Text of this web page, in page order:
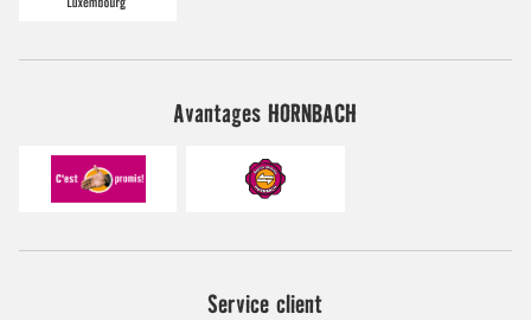
Avantages HORNBACH
Service client